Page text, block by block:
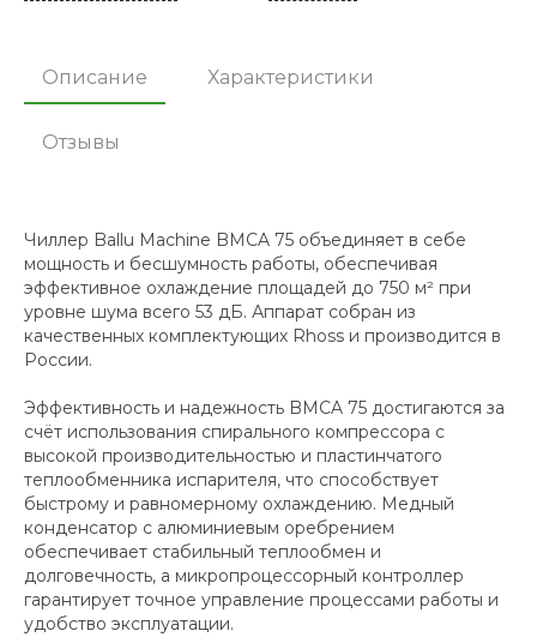
Описание Характеристики
Отзывы
Чиллер Ballu Machine BMCA 75 объединяет в себе
мощность и бесшумность работы, обеспечивая
эффективное охлаждение площадей до 750 м² при
уровне шума всего 53 дБ. Аппарат собран из
качественных комплектующих Rhoss и производится в
России.
Эффективность и надежность BMCA 75 достигаются за
счёт использования спирального компрессора с
высокой производительностью и пластинчатого
теплообменника испарителя, что способствует
быстрому и равномерному охлаждению. Медный
конденсатор с алюминиевым оребрением
обеспечивает стабильный теплообмен и
долговечность, а микропроцессорный контроллер
гарантирует точное управление процессами работы и
удобство эксплуатации.